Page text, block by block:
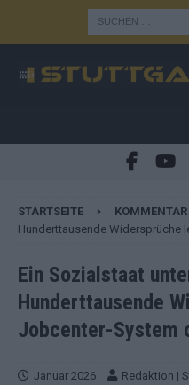
STARTSEITE KOMMENTAR
Hunderttausende Widersprüche
Ein Sozialstaat
Hunderttausende
Jobcenter-System
Januar 2026 Redaktion |